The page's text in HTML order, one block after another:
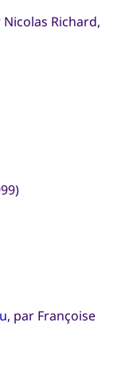
Nicolas Richard,
, par Françoise